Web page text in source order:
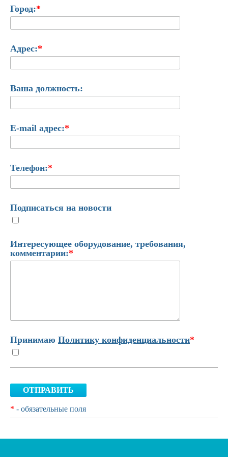
Город:*
Адрес:*
Ваша должность:
E-mail адрес:*
Телефон:*
Подписаться на новости
Интересующее оборудование, требования,
комментарии:*
Принимаю Политику конфиденциальности*
ОТПРАВИТЬ
* - обязательные поля